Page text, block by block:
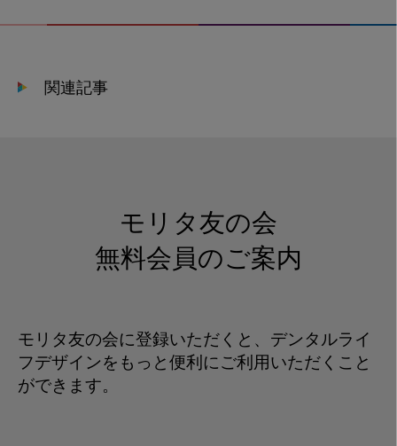
関連記事
モリタ友の会
無料会員のご案内
モリタ友の会に登録いただくと、デンタルライ
フデザインをもっと便利にご利用いただくこと
ができます。